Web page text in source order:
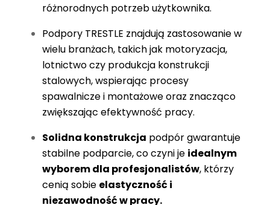
różnorodnych potrzeb użytkownika.
Podpory TRESTLE znajdują zastosowanie w
wielu branżach, takich jak motoryzacja,
lotnictwo czy produkcja konstrukcji
stalowych, wspierając procesy
spawalnicze i montażowe oraz znacząco
zwiększając efektywność pracy.
Solidna konstrukcja podpór gwarantuje
stabilne podparcie, co czyni je idealnym
wyborem dla profesjonalistów, którzy
cenią sobie elastyczność i
niezawodność w pracy.